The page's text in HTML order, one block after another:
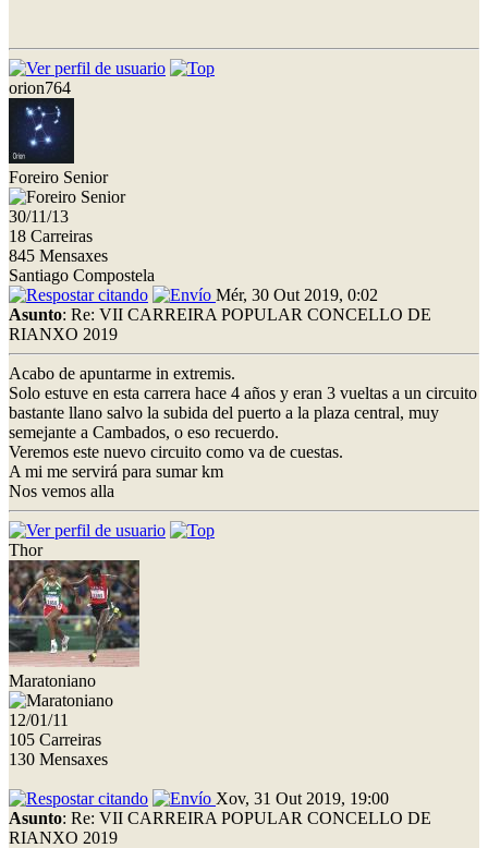
orion764
Foreiro Senior
30/11/13
18 Carreiras
845 Mensaxes
Santiago Compostela
Mér, 30 Out 2019, 0:02
Asunto: Re: VII CARREIRA POPULAR CONCELLO DE
RIANXO 2019
Acabo de apuntarme in extremis.
Solo estuve en esta carrera hace 4 años y eran 3 vueltas a un circuito
bastante llano salvo la subida del puerto a la plaza central, muy
semejante a Cambados, o eso recuerdo.
Veremos este nuevo circuito como va de cuestas.
A mi me servirá para sumar km
Nos vemos alla
Thor
Maratoniano
12/01/11
105 Carreiras
130 Mensaxes
Xov, 31 Out 2019, 19:00
Asunto: Re: VII CARREIRA POPULAR CONCELLO DE
RIANXO 2019